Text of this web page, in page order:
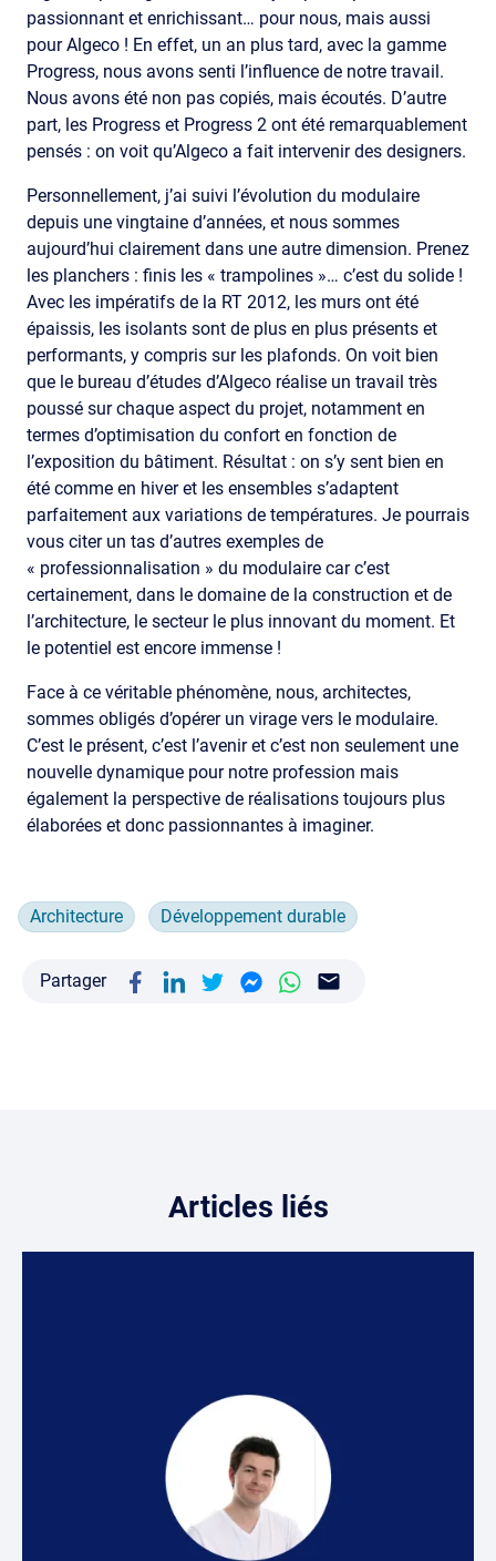
passionnant et enrichissant… pour nous, mais aussi
pour Algeco ! En effet, un an plus tard, avec la gamme
Progress, nous avons senti l’influence de notre travail.
Nous avons été non pas copiés, mais écoutés. D’autre
part, les Progress et Progress 2 ont été remarquablement
pensés : on voit qu’Algeco a fait intervenir des designers.
Personnellement, j’ai suivi l’évolution du modulaire
depuis une vingtaine d’années, et nous sommes
aujourd’hui clairement dans une autre dimension. Prenez
les planchers : finis les « trampolines »… c’est du solide !
Avec les impératifs de la RT 2012, les murs ont été
épaissis, les isolants sont de plus en plus présents et
performants, y compris sur les plafonds. On voit bien
que le bureau d’études d’Algeco réalise un travail très
poussé sur chaque aspect du projet, notamment en
termes d’optimisation du confort en fonction de
l’exposition du bâtiment. Résultat : on s’y sent bien en
été comme en hiver et les ensembles s’adaptent
parfaitement aux variations de températures. Je pourrais
vous citer un tas d’autres exemples de
« professionnalisation » du modulaire car c’est
certainement, dans le domaine de la construction et de
l’architecture, le secteur le plus innovant du moment. Et
le potentiel est encore immense !
Face à ce véritable phénomène, nous, architectes,
sommes obligés d’opérer un virage vers le modulaire.
C’est le présent, c’est l’avenir et c’est non seulement une
nouvelle dynamique pour notre profession mais
également la perspective de réalisations toujours plus
élaborées et donc passionnantes à imaginer.
Architecture Développement durable
Partager
Articles liés